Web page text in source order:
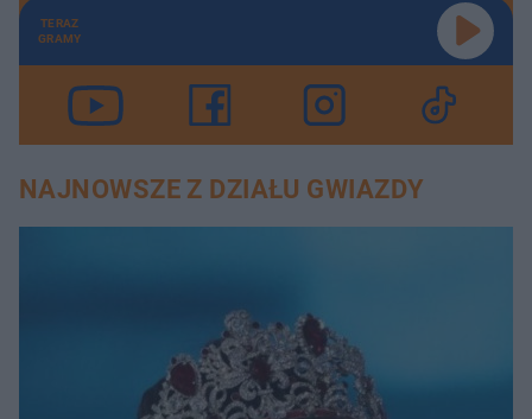
TERAZ
GRAMY
NAJNOWSZE Z DZIAŁU GWIAZDY